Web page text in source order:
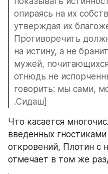
опираясь на их
утверждая их
Противоречить
на истину, а не
мужей,
отнюдь не
говорить: мы сами,
.Сидаш]
Что касается
введенных
откровений, Плотин с
отмечает в том же